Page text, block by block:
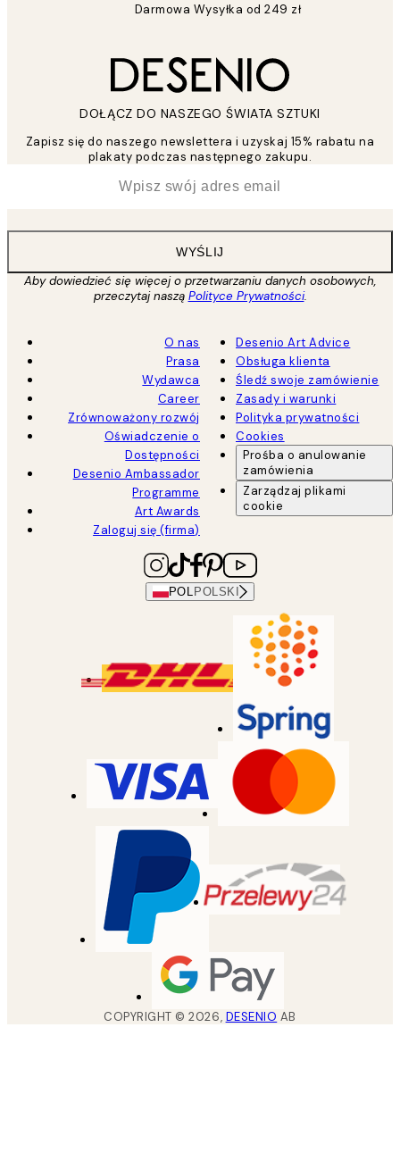
Darmowa Wysyłka od 249 zł
DOŁĄCZ DO NASZEGO ŚWIATA SZTUKI
Zapisz się do naszego newslettera i uzyskaj 15% rabatu na
plakaty podczas następnego zakupu.
WYŚLIJ
Aby dowiedzieć się więcej o przetwarzaniu danych osobowych,
przeczytaj naszą Polityce Prywatności.
O nas
Prasa
Wydawca
Career
Zrównoważony rozwój
Oświadczenie o
Dostępności
Desenio Ambassador
Programme
Art Awards
Zaloguj się (firma)
Desenio Art Advice
Obsługa klienta
Śledź swoje zamówienie
Zasady i warunki
Polityka prywatności
Cookies
Prośba o anulowanie
zamówienia
Zarządzaj plikami
cookie
POL POLSKI
COPYRIGHT ©2026, DESENIO AB